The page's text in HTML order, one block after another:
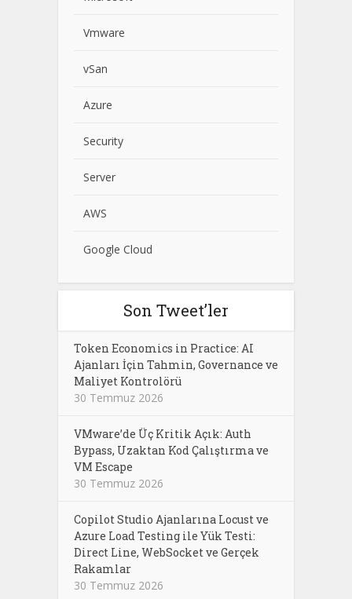
Vmware
vSan
Azure
Security
Server
AWS
Google Cloud
Son Tweet’ler
Token Economics in Practice: AI
Ajanları İçin Tahmin, Governance ve
Maliyet Kontrolörü
30 Temmuz 2026
VMware’de Üç Kritik Açık: Auth
Bypass, Uzaktan Kod Çalıştırma ve
VM Escape
30 Temmuz 2026
Copilot Studio Ajanlarına Locust ve
Azure Load Testing ile Yük Testi:
Direct Line, WebSocket ve Gerçek
Rakamlar
30 Temmuz 2026